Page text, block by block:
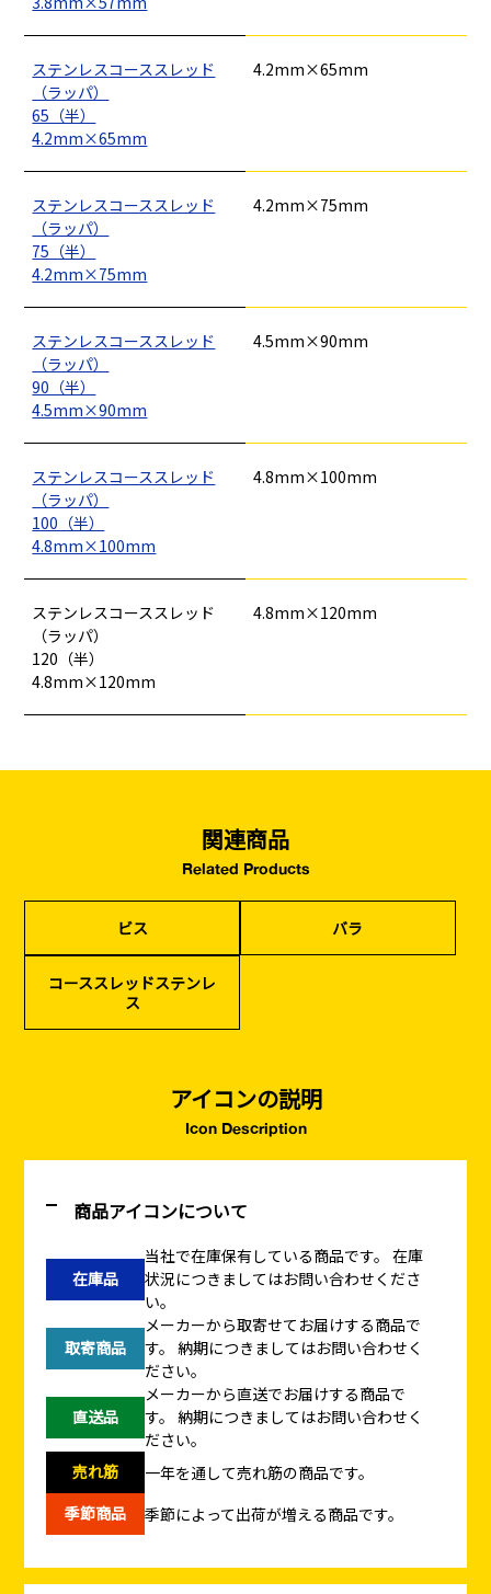
釘 ロープ・チェーン
フレコン・袋物
仮設資材 現場用品・保安用品
型枠部材 基礎用部材
シーリング剤・接着剤・スプレー等
家、マンションを
塗装工事
コンクリート
イベント設置・
バリケード（保安）
災害、台風対策
（リサイクル）
ステンレスコーススレッド
（ラッパ）
65（半）
4.2mm×65mm
4.2mm×65mm
ステンレスコーススレッド
（ラッパ）
75（半）
4.2mm×75mm
4.2mm×75mm
ステンレスコーススレッド
（ラッパ）
90（半）
4.5mm×90mm
4.5mm×90mm
ステンレスコーススレッド
（ラッパ）
100（半）
4.8mm×100mm
4.8mm×100mm
ステンレスコーススレッド
（ラッパ）
120（半）
4.8mm×120mm
4.8mm×120mm
関連商品
Related Products
ビス バラ
コーススレッドステンレ
ス
アイコンの説明
Icon Description
商品アイコンについて
在庫品
当社で在庫保有している商品です。 在庫
状況につきましてはお問い合わせくださ
い。
取寄商品
メーカーから取寄せてお届けする商品で
す。 納期につきましてはお問い合わせく
ださい。
直送品
メーカーから直送でお届けする商品で
す。 納期につきましてはお問い合わせく
ださい。
売れ筋
一年を通して売れ筋の商品です。
季節商品
季節によって出荷が増える商品です。